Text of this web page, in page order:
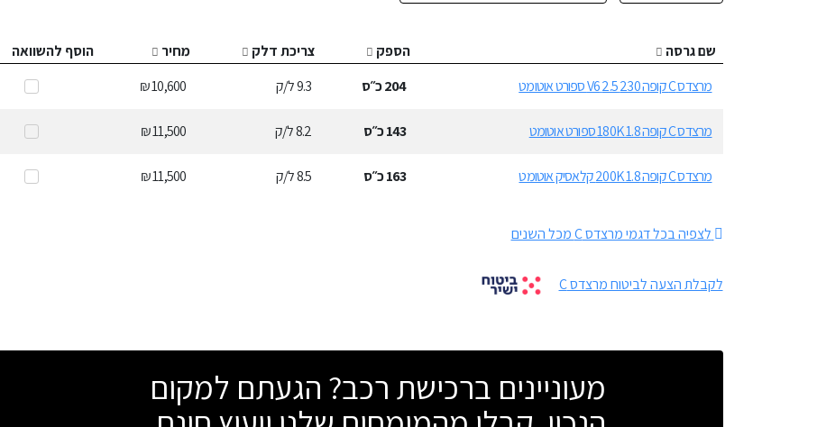
שם גרסה הספק צריכת דלק מחיר
הוסף להשוואה
מרצדס C קופה 230 2.5 V6 ספורט אוטומט
204כ״ס 9.3ל/ק 10,600 ₪
מרצדס C קופה 180K 1.8 ספורט אוטומט 143כ״ס 8.2ל/ק 11,500 ₪
מרצדס C קופה 200K 1.8 קלאסיק אוטומט 163כ״ס 8.5ל/ק 11,500 ₪
לצפיה בכל דגמי מרצדס C מכל השנים
לקבלת הצעה לביטוח מרצדס C
מעוניינים ברכישת רכב? הגעתם למקום